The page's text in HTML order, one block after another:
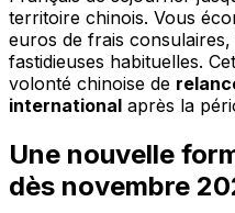
territoire chinois. Vous
euros de frais
fastidieuses habituelles.
volonté chinoise de
international après la
Une nouvelle
dès novembre